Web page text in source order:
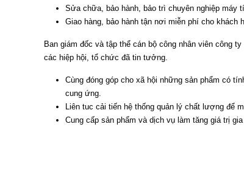
Sửa chữa, bảo hành, bảo trì chuyên nghiệp máy
Giao hàng, bảo hành tận nơi miễn phí cho khách
Ban giám đốc và tập thể cán bộ công nhân viên công
các hiệp hội, tổ chức đã tin tưởng.
Cùng đóng góp cho xã hội những sản phẩm có
cung ứng.
Liên tuc cải tiến hệ thống quản lý chất lượng để
Cung cấp sản phẩm và dịch vụ làm tăng giá trị